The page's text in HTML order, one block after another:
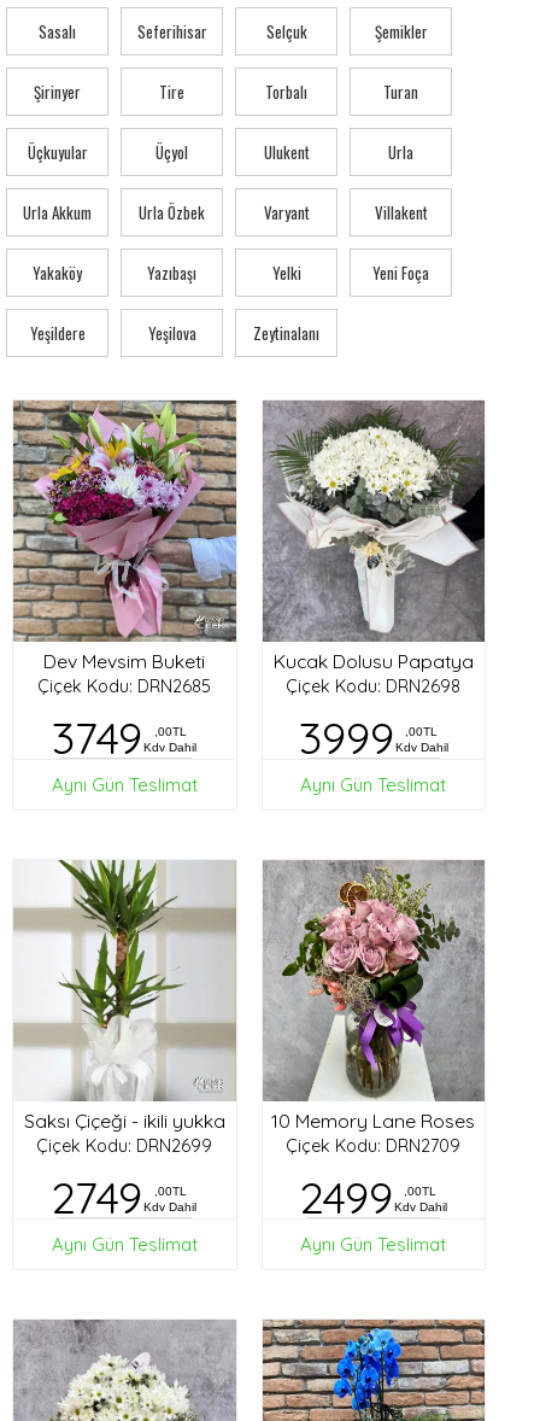
Sasalı Seferihisar Selçuk Şemikler
Şirinyer Tire Torbalı Turan
Üçkuyular Üçyol Ulukent Urla
Urla Akkum Urla Özbek Varyant Villakent
Yakaköy Yazıbaşı Yelki Yeni Foça
Yeşildere Yeşilova Zeytinalanı
Dev Mevsim Buketi
Çiçek Kodu: DRN2685
3749
,00TL
Kdv Dahil
Aynı Gün Teslimat
Kucak Dolusu Papatya
Çiçek Kodu: DRN2698
3999
,00TL
Kdv Dahil
Aynı Gün Teslimat
Saksı Çiçeği - ikili yukka
Çiçek Kodu: DRN2699
2749
,00TL
Kdv Dahil
Aynı Gün Teslimat
10 Memory Lane Roses
Çiçek Kodu: DRN2709
2499
,00TL
Kdv Dahil
Aynı Gün Teslimat